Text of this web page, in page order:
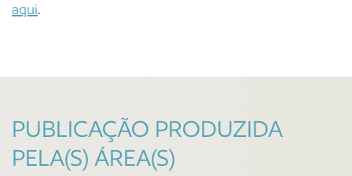
aqui.
PUBLICAÇÃO PRODUZIDA
PELA(S) ÁREA(S)